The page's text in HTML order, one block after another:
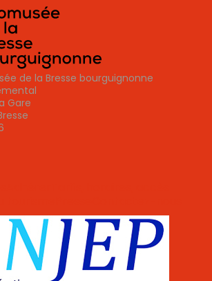
de la Bresse bourguignonne
Gare